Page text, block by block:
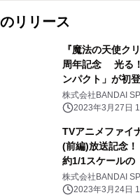
リリース
『魔法の天使ク
周年記念 光る
ンパクト」が初
株式会社BANDAI
2023年3月27日
TVアニメファイ
(前編)放送記念
約1/1スケールの
が登場！
株式会社BANDAI
2023年3月24日